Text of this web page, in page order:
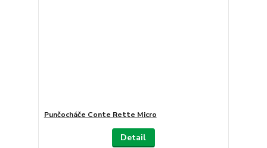
Punčocháče Conte Rette Micro
Detail